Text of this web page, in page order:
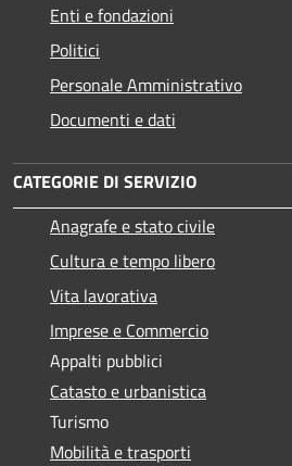
Enti e fondazioni
Politici
Personale Amministrativo
Documenti e dati
CATEGORIE DI SERVIZIO
Anagrafe e stato civile
Cultura e tempo libero
Vita lavorativa
Imprese e Commercio
Appalti pubblici
Catasto e urbanistica
Turismo
Mobilità e trasporti